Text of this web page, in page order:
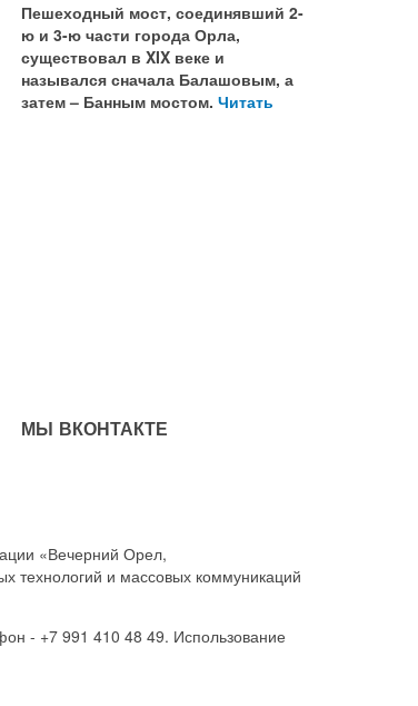
Пешеходный мост, соединявший 2-
ю и 3-ю части города Орла,
существовал в XIX веке и
назывался сначала Балашовым, а
затем – Банным мостом. Читать
МЫ ВКОНТАКТЕ
«Вечерний Орел,
и массовых коммуникаций
- +7 991 410 48 49. Использование